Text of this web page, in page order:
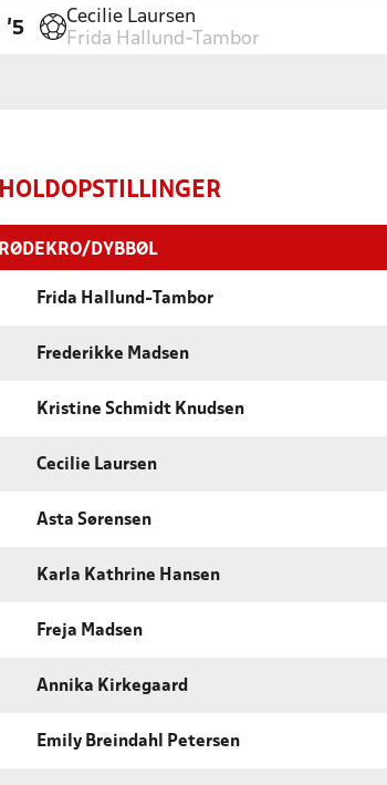
'5
Cecilie Laursen
Frida Hallund-Tambor
HOLDOPSTILLINGER
RØDEKRO/DYBBØL
Frida Hallund-Tambor
Frederikke Madsen
Kristine Schmidt Knudsen
Cecilie Laursen
Asta Sørensen
Karla Kathrine Hansen
Freja Madsen
Annika Kirkegaard
Emily Breindahl Petersen